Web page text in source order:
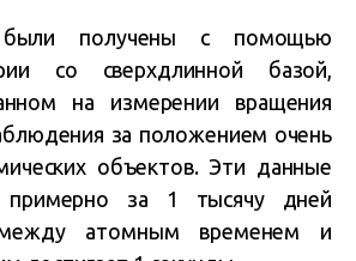
получены с помощью
со сверхдлинной базой,
на измерении вращения
за положением очень
объектов. Эти данные
примерно за 1 тысячу дней
между атомным временем и